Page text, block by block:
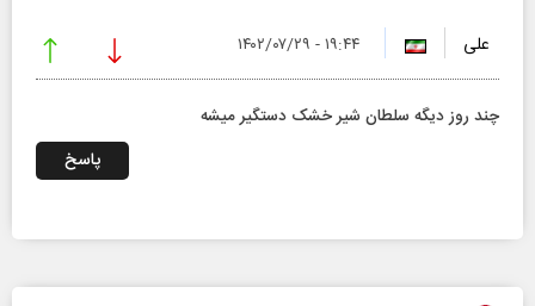
علی ۱۹:۴۴ - ۱۴۰۲/۰۷/۲۹
چند روز دیگه سلطان شیر خشک دستگیر میشه
پاسخ